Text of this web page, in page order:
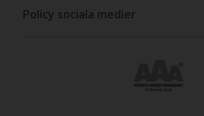
Policy sociala medier